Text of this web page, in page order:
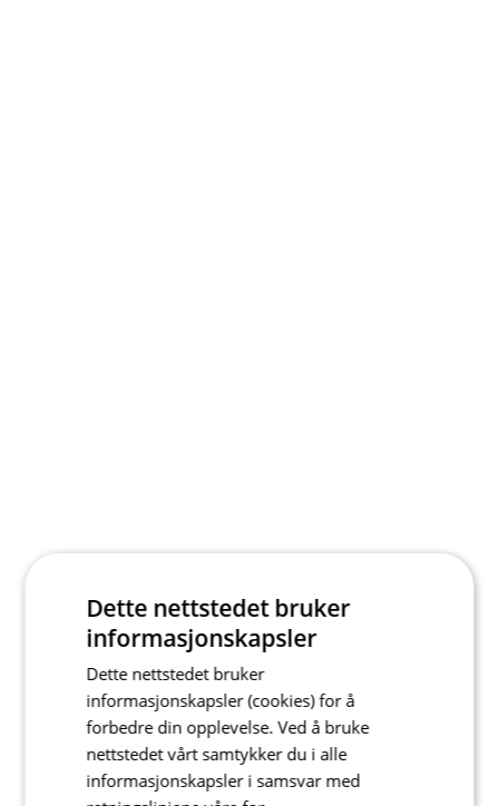
Dette nettstedet bruker
informasjonskapsler
Dette nettstedet bruker
informasjonskapsler (cookies) for å
forbedre din opplevelse. Ved å bruke
nettstedet vårt samtykker du i alle
informasjonskapsler i samsvar med